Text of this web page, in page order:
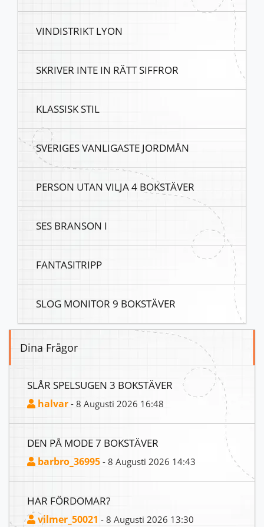
VINDISTRIKT LYON
SKRIVER INTE IN RÄTT SIFFROR
KLASSISK STIL
SVERIGES VANLIGASTE JORDMÅN
PERSON UTAN VILJA 4 BOKSTÄVER
SES BRANSON I
FANTASITRIPP
SLOG MONITOR 9 BOKSTÄVER
Dina Frågor
SLÅR SPELSUGEN 3 BOKSTÄVER
halvar - 8 Augusti 2026 16:48
DEN PÅ MODE 7 BOKSTÄVER
barbro_36995 - 8 Augusti 2026 14:43
HAR FÖRDOMAR?
vilmer_50021 - 8 Augusti 2026 13:30